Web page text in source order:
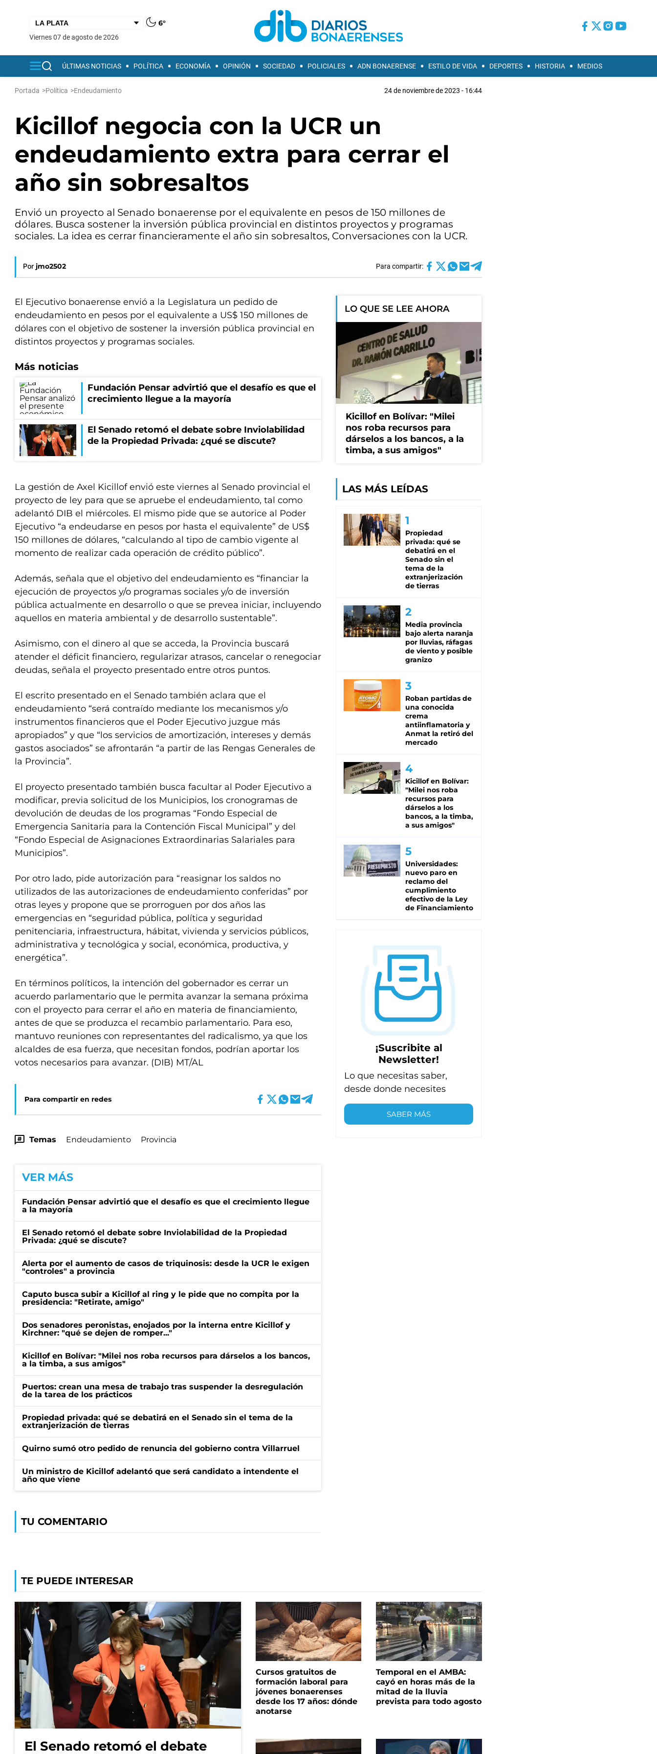
6°
viernes 07 de agosto de 2026
ÚLTIMAS NOTICIAS POLÍTICA ECONOMÍA OPINIÓN SOCIEDAD POLICIALES ADN BONAERENSE ESTILO DE VIDA DEPORTES HISTORIA MEDIOS
Portada >Política >Endeudamiento 24 de noviembre de 2023 - 16:44
Kicillof negocia con la UCR un
endeudamiento extra para cerrar el
año sin sobresaltos
Envió un proyecto al Senado bonaerense por el equivalente en pesos de 150 millones de
dólares. Busca sostener la inversión pública provincial en distintos proyectos y programas
sociales. La idea es cerrar financieramente el año sin sobresaltos, Conversaciones con la UCR.
Por jmo2502 Para compartir:
El Ejecutivo bonaerense envió a la Legislatura un pedido de
endeudamiento en pesos por el equivalente a US$ 150 millones de
dólares con el objetivo de sostener la inversión pública provincial en
distintos proyectos y programas sociales.
Más noticias
Fundación Pensar advirtió que el desafío es que el
crecimiento llegue a la mayoría
El Senado retomó el debate sobre Inviolabilidad
de la Propiedad Privada: ¿qué se discute?
La gestión de Axel Kicillof envió este viernes al Senado provincial el
proyecto de ley para que se apruebe el endeudamiento, tal como
adelantó DIB el miércoles. El mismo pide que se autorice al Poder
Ejecutivo “a endeudarse en pesos por hasta el equivalente” de US$
150 millones de dólares, “calculando al tipo de cambio vigente al
momento de realizar cada operación de crédito público”.
Además, señala que el objetivo del endeudamiento es “financiar la
ejecución de proyectos y/o programas sociales y/o de inversión
pública actualmente en desarrollo o que se prevea iniciar, incluyendo
aquellos en materia ambiental y de desarrollo sustentable”.
Asimismo, con el dinero al que se acceda, la Provincia buscará
atender el déficit financiero, regularizar atrasos, cancelar o renegociar
deudas, señala el proyecto presentado entre otros puntos.
El escrito presentado en el Senado también aclara que el
endeudamiento “será contraído mediante los mecanismos y/o
instrumentos financieros que el Poder Ejecutivo juzgue más
apropiados” y que “los servicios de amortización, intereses y demás
gastos asociados” se afrontarán “a partir de las Rengas Generales de
la Provincia”.
El proyecto presentado también busca facultar al Poder Ejecutivo a
modificar, previa solicitud de los Municipios, los cronogramas de
devolución de deudas de los programas “Fondo Especial de
Emergencia Sanitaria para la Contención Fiscal Municipal” y del
“Fondo Especial de Asignaciones Extraordinarias Salariales para
Municipios”.
Por otro lado, pide autorización para “reasignar los saldos no
utilizados de las autorizaciones de endeudamiento conferidas” por
otras leyes y propone que se prorroguen por dos años las
emergencias en “seguridad pública, política y seguridad
penitenciaria, infraestructura, hábitat, vivienda y servicios públicos,
administrativa y tecnológica y social, económica, productiva, y
energética”.
En términos políticos, la intención del gobernador es cerrar un
acuerdo parlamentario que le permita avanzar la semana próxima
con el proyecto para cerrar el año en materia de financiamiento,
antes de que se produzca el recambio parlamentario. Para eso,
mantuvo reuniones con representantes del radicalismo, ya que los
alcaldes de esa fuerza, que necesitan fondos, podrían aportar los
votos necesarios para avanzar. (DIB) MT/AL
Para compartir en redes
Temas Endeudamiento Provincia
VER MÁS
Fundación Pensar advirtió que el desafío es que el crecimiento llegue
a la mayoría
El Senado retomó el debate sobre Inviolabilidad de la Propiedad
Privada: ¿qué se discute?
Alerta por el aumento de casos de triquinosis: desde la UCR le exigen
"controles" a provincia
Caputo busca subir a Kicillof al ring y le pide que no compita por la
presidencia: "Retirate, amigo"
Dos senadores peronistas, enojados por la interna entre Kicillof y
Kirchner: "qué se dejen de romper..."
Kicillof en Bolívar: "Milei nos roba recursos para dárselos a los bancos,
a la timba, a sus amigos"
Puertos: crean una mesa de trabajo tras suspender la desregulación
de la tarea de los prácticos
Propiedad privada: qué se debatirá en el Senado sin el tema de la
extranjerización de tierras
Quirno sumó otro pedido de renuncia del gobierno contra Villarruel
Un ministro de Kicillof adelantó que será candidato a intendente el
año que viene
TU COMENTARIO
LO QUE SE LEE AHORA
Kicillof en Bolívar: "Milei
nos roba recursos para
dárselos a los bancos, a la
timba, a sus amigos"
LAS MÁS LEÍDAS
Propiedad
privada: qué se
debatirá en el
Senado sin el
tema de la
extranjerización
de tierras
Media provincia
bajo alerta naranja
por lluvias, ráfagas
de viento y posible
granizo
Roban partidas de
una conocida
crema
antiinflamatoria y
Anmat la retiró del
mercado
Kicillof en Bolívar:
"Milei nos roba
recursos para
dárselos a los
bancos, a la timba,
a sus amigos"
Universidades:
nuevo paro en
reclamo del
cumplimiento
efectivo de la Ley
de Financiamiento
¡Suscribite al
Newsletter!
Lo que necesitas saber,
desde donde necesites
SABER MÁS
TE PUEDE INTERESAR
El Senado retomó el debate
Cursos gratuitos de
formación laboral para
jóvenes bonaerenses
desde los 17 años: dónde
anotarse
Temporal en el AMBA:
cayó en horas más de la
mitad de la lluvia
prevista para todo agosto